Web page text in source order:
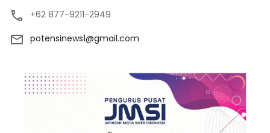
+62 877-9211-2949
potensinews1@gmail.com